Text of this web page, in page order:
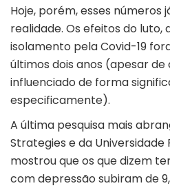
Hoje, porém, esses números
realidade. Os efeitos do luto,
isolamento pela Covid-19
últimos dois anos (apesar
influenciado de forma
especificamente).
A última pesquisa mais
Strategies e da Universidade
mostrou que os que dizem
com depressão subiram de